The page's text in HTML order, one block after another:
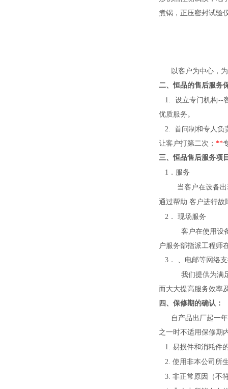
煮锅，正压密封试验
以客户为中心，
二、恒品的售后服务
1. 设立专门机构--
优质服务。
2. 首问制和专人负
让客户打第二次； **
三、恒品售后服务项
1．服务
当客户在设备
通过帮助 客户进行故
2． 现场服务
客户在使用设
户服务部指派工程师
3． 、电邮等网络
我们提供为满
而大大提高服务效率
四、 保修期的确认：
自产品出厂起一
之一时不适用保修期
1. 易损件和消耗件
2. 使用非本公司所
3. 非正常原因（不